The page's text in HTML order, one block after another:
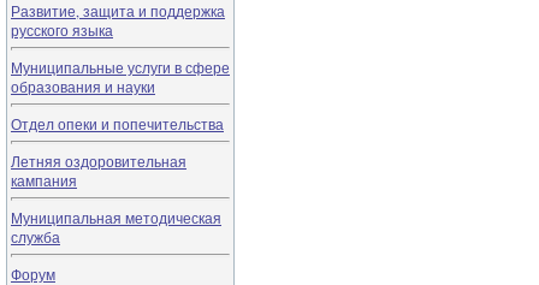
Развитие, защита и поддержка
русского языка
Муниципальные услуги в сфере
образования и науки
Отдел опеки и попечительства
Летняя оздоровительная
кампания
Муниципальная методическая
служба
Форум